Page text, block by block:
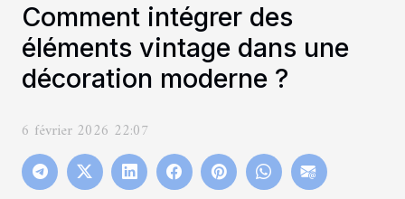
Comment intégrer des
éléments vintage dans une
décoration moderne ?
6 février 2026 22:07